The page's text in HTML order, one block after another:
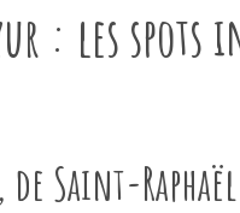
: les
Saint-